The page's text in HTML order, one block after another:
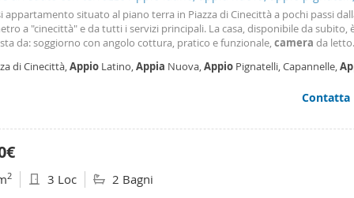
appartamento situato al piano terra in Piazza di Cinecittà a pochi passi
a "cinecittà" e da tutti i servizi principali. La casa, disponibile da subito,
da: soggiorno con angolo cottura, pratico e funzionale, camera da letto
nuova che lo copre per tre
di Cinecittà,Appio Latino,Appia Nuova,Appio Pignatelli, Capannelle,
Contatta
2 3 Loc 2 Bagni